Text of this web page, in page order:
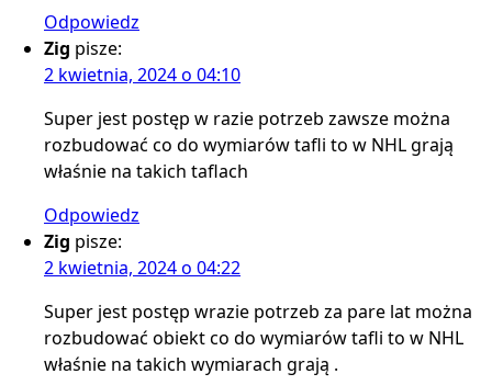
Odpowiedz
Zig pisze:
2 kwietnia, 2024 o 04:10
Super jest postęp w razie potrzeb zawsze można
rozbudować co do wymiarów tafli to w NHL grają
właśnie na takich taflach
Odpowiedz
Zig pisze:
2 kwietnia, 2024 o 04:22
Super jest postęp wrazie potrzeb za pare lat można
rozbudować obiekt co do wymiarów tafli to w NHL
właśnie na takich wymiarach grają .